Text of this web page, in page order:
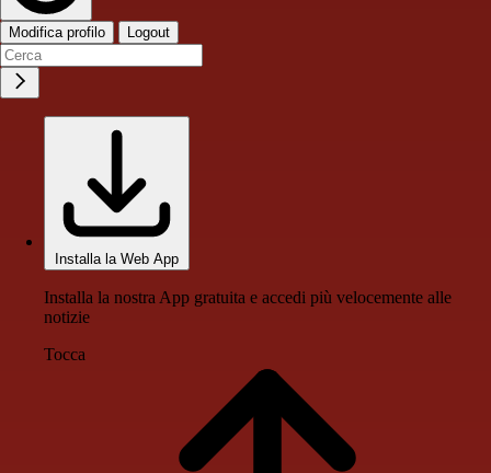
Modifica profilo Logout
Installa la Web App
Installa la nostra App gratuita e accedi più velocemente alle
notizie
Tocca